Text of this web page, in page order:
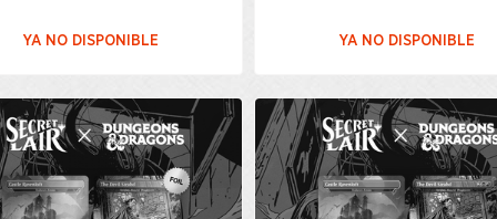
YA NO DISPONIBLE YA NO DISPONIBLE